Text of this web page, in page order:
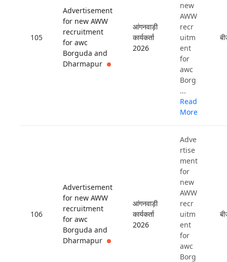
105
Advertisement
for new AWW
recruitment
for awc
Borguda and
Dharmapur
आंगनवाड़ी
कार्यकर्ता
2026
new
AWW
recr
uitm
ent
for
awc
Borg
...
Read
More
106
Advertisement
for new AWW
recruitment
for awc
Borguda and
Dharmapur
आंगनवाड़ी
कार्यकर्ता
2026
Adve
rtise
ment
for
new
AWW
recr
uitm
ent
for
awc
Borg